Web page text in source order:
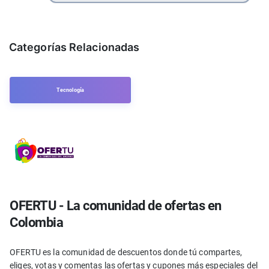
Categorías Relacionadas
Tecnología
OFERTU - La comunidad de ofertas en
Colombia
OFERTU es la comunidad de descuentos donde tú compartes,
eliges, votas y comentas las ofertas y cupones más especiales del